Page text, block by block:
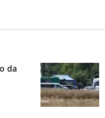
da